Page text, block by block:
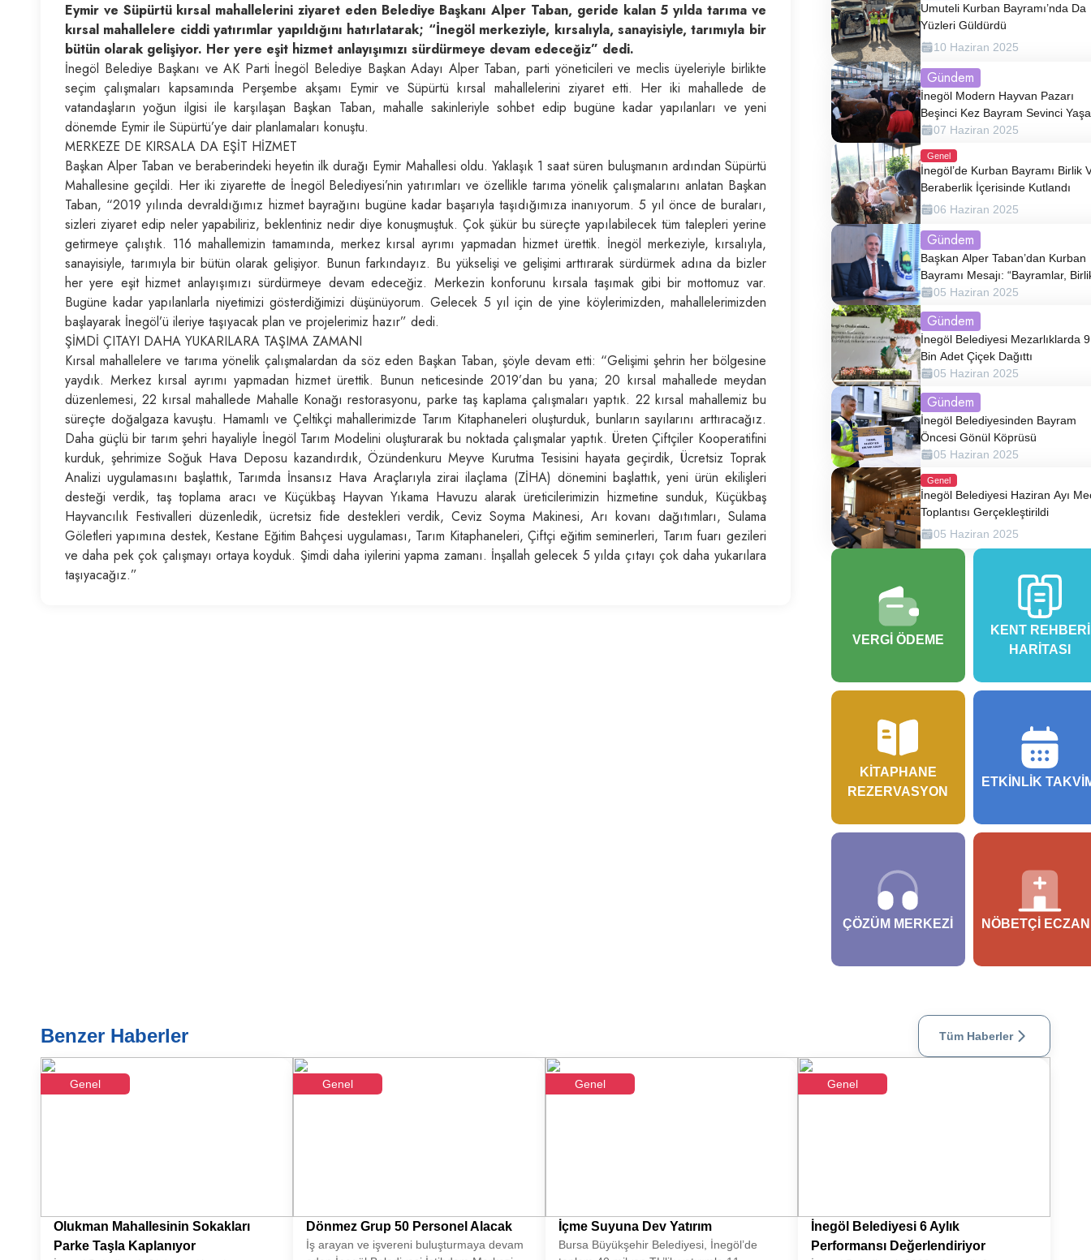
Eymir ve Süpürtü kırsal mahallelerini ziyaret eden Belediye Başkanı Alper Taban, geride kalan 5 yılda tarıma ve
kırsal mahallelere ciddi yatırımlar yapıldığını hatırlatarak; “İnegöl merkeziyle, kırsalıyla, sanayisiyle, tarımıyla bir
bütün olarak gelişiyor. Her yere eşit hizmet anlayışımızı sürdürmeye devam edeceğiz” dedi.
İnegöl Belediye Başkanı ve AK Parti İnegöl Belediye Başkan Adayı Alper Taban, parti yöneticileri ve meclis üyeleriyle birlikte
seçim çalışmaları kapsamında Perşembe akşamı Eymir ve Süpürtü kırsal mahallelerini ziyaret etti. Her iki mahallede de
vatandaşların yoğun ilgisi ile karşılaşan Başkan Taban, mahalle sakinleriyle sohbet edip bugüne kadar yapılanları ve yeni
dönemde Eymir ile Süpürtü’ye dair planlamaları konuştu.
MERKEZE DE KIRSALA DA EŞİT HİZMET
Başkan Alper Taban ve beraberindeki heyetin ilk durağı Eymir Mahallesi oldu. Yaklaşık 1 saat süren buluşmanın ardından Süpürtü
Mahallesine geçildi. Her iki ziyarette de İnegöl Belediyesi’nin yatırımları ve özellikle tarıma yönelik çalışmalarını anlatan Başkan
Taban, “2019 yılında devraldığımız hizmet bayrağını bugüne kadar başarıyla taşıdığımıza inanıyorum. 5 yıl önce de buraları,
sizleri ziyaret edip neler yapabiliriz, beklentiniz nedir diye konuşmuştuk. Çok şükür bu süreçte yapılabilecek tüm talepleri yerine
getirmeye çalıştık. 116 mahallemizin tamamında, merkez kırsal ayrımı yapmadan hizmet ürettik. İnegöl merkeziyle, kırsalıyla,
sanayisiyle, tarımıyla bir bütün olarak gelişiyor. Bunun farkındayız. Bu yükselişi ve gelişimi arttırarak sürdürmek adına da bizler
her yere eşit hizmet anlayışımızı sürdürmeye devam edeceğiz. Merkezin konforunu kırsala taşımak gibi bir mottomuz var.
Bugüne kadar yapılanlarla niyetimizi gösterdiğimizi düşünüyorum. Gelecek 5 yıl için de yine köylerimizden, mahallelerimizden
başlayarak İnegöl’ü ileriye taşıyacak plan ve projelerimiz hazır” dedi.
ŞİMDİ ÇITAYI DAHA YUKARILARA TAŞIMA ZAMANI
Kırsal mahallelere ve tarıma yönelik çalışmalardan da söz eden Başkan Taban, şöyle devam etti: “Gelişimi şehrin her bölgesine
yaydık. Merkez kırsal ayrımı yapmadan hizmet ürettik. Bunun neticesinde 2019’dan bu yana; 20 kırsal mahallede meydan
düzenlemesi, 22 kırsal mahallede Mahalle Konağı restorasyonu, parke taş kaplama çalışmaları yaptık. 22 kırsal mahallemiz bu
süreçte doğalgaza kavuştu. Hamamlı ve Çeltikçi mahallerimizde Tarım Kitaphaneleri oluşturduk, bunların sayılarını arttıracağız.
Daha güçlü bir tarım şehri hayaliyle İnegöl Tarım Modelini oluşturarak bu noktada çalışmalar yaptık. Üreten Çiftçiler Kooperatifini
kurduk, şehrimize Soğuk Hava Deposu kazandırdık, Özündenkuru Meyve Kurutma Tesisini hayata geçirdik, Ücretsiz Toprak
Analizi uygulamasını başlattık, Tarımda İnsansız Hava Araçlarıyla zirai ilaçlama (ZİHA) dönemini başlattık, yeni ürün ekilişleri
desteği verdik, taş toplama aracı ve Küçükbaş Hayvan Yıkama Havuzu alarak üreticilerimizin hizmetine sunduk, Küçükbaş
Hayvancılık Festivalleri düzenledik, ücretsiz fide destekleri verdik, Ceviz Soyma Makinesi, Arı kovanı dağıtımları, Sulama
Göletleri yapımına destek, Kestane Eğitim Bahçesi uygulaması, Tarım Kitaphaneleri, Çiftçi eğitim seminerleri, Tarım fuarı gezileri
ve daha pek çok çalışmayı ortaya koyduk. Şimdi daha iyilerini yapma zamanı. İnşallah gelecek 5 yılda çıtayı çok daha yukarılara
taşıyacağız.”
Umuteli Kurban Bayramı’nda Da
Yüzleri Güldürdü
10 Haziran 2025
Gündem
İnegöl Modern Hayvan Pazarı
Beşinci Kez Bayram Sevinci
07 Haziran 2025
Genel
İnegöl’de Kurban Bayramı Birlik
Beraberlik İçerisinde Kutlandı
06 Haziran 2025
Gündem
Başkan Alper Taban’dan Kurban
Bayramı Mesajı: “Bayramlar,
Ve Beraberliğimizi Pekiştiren
Günlerdir.”
05 Haziran 2025
Gündem
İnegöl Belediyesi Mezarlıklarda 9
Bin Adet Çiçek Dağıttı
05 Haziran 2025
Gündem
İnegöl Belediyesinden Bayram
Öncesi Gönül Köprüsü
05 Haziran 2025
Genel
İnegöl Belediyesi Haziran Ayı
Toplantısı Gerçekleştirildi
05 Haziran 2025
VERGI ÖDEME
KENT REHBERI
HARITASI
KITAPHANE
REZERVASYON
ETKINLIK
ÇÖZÜM MERKEZI NÖBETÇI
Benzer Haberler Tüm Haberler
Genel
Olukman Mahallesinin Sokakları
Parke Taşla Kaplanıyor
Genel
Dönmez Grup 50 Personel Alacak
İş arayan ve işvereni buluşturmaya devam
Genel
İçme Suyuna Dev Yatırım
Bursa Büyükşehir Belediyesi, İnegöl’de
Genel
İnegöl Belediyesi 6 Aylık
Performansı Değerlendiriyor